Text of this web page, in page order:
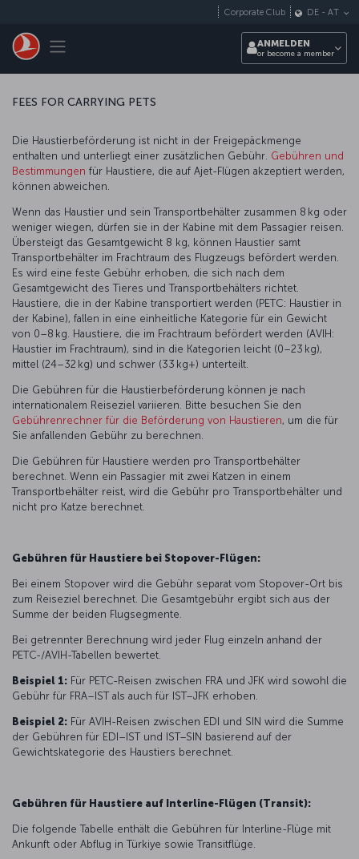
Toggle navigation
Corporate Club DE - AT
ANMELDEN
or become a member
FEES FOR CARRYING PETS
Die Haustierbeförderung ist nicht in der Freigepäckmenge
enthalten und unterliegt einer zusätzlichen Gebühr. Gebühren und
Bestimmungen für Haustiere, die auf Ajet-Flügen akzeptiert werden,
können abweichen.
Wenn das Haustier und sein Transportbehälter zusammen 8 kg oder
weniger wiegen, dürfen sie in der Kabine mit dem Passagier reisen.
Übersteigt das Gesamtgewicht 8 kg, können Haustier samt
Transportbehälter im Frachtraum des Flugzeugs befördert werden.
Es wird eine feste Gebühr erhoben, die sich nach dem
Gesamtgewicht des Tieres und Transportbehälters richtet.
Haustiere, die in der Kabine transportiert werden (PETC: Haustier in
der Kabine), fallen in eine einheitliche Kategorie für ein Gewicht
von 0–8 kg. Haustiere, die im Frachtraum befördert werden (AVIH:
Haustier im Frachtraum), sind in die Kategorien leicht (0–23 kg),
mittel (24–32 kg) und schwer (33 kg+) unterteilt.
Die Gebühren für die Haustierbeförderung können je nach
internationalem Reiseziel variieren. Bitte besuchen Sie den
Gebührenrechner für die Beförderung von Haustieren, um die für
Sie anfallenden Gebühr zu berechnen.
Die Gebühren für Haustiere werden pro Transportbehälter
berechnet. Wenn ein Passagier mit zwei Katzen in einem
Transportbehälter reist, wird die Gebühr pro Transportbehälter und
nicht pro Katze berechnet.
Gebühren für Haustiere bei Stopover-Flügen:
Bei einem Stopover wird die Gebühr separat vom Stopover-Ort bis
zum Reiseziel berechnet. Die Gesamtgebühr ergibt sich aus der
Summe der beiden Flugsegmente.
Bei getrennter Berechnung wird jeder Flug einzeln anhand der
PETC-/AVIH-Tabellen bewertet.
Beispiel 1: Für PETC-Reisen zwischen FRA und JFK wird sowohl die
Gebühr für FRA–IST als auch für IST–JFK erhoben.
Beispiel 2: Für AVIH-Reisen zwischen EDI und SIN wird die Summe
der Gebühren für EDI–IST und IST–SIN basierend auf der
Gewichtskategorie des Haustiers berechnet.
Gebühren für Haustiere auf Interline-Flügen (Transit):
Die folgende Tabelle enthält die Gebühren für Interline-Flüge mit
Ankunft oder Abflug in Türkiye sowie Transitflüge.